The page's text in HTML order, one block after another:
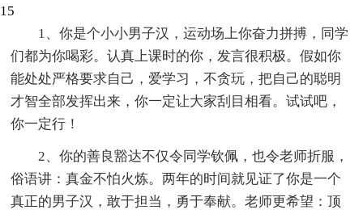
15
1、你是个小小男子汉，运动场上你奋力拼搏，同学
们都为你喝彩。认真上课时的你，发言很积极。假如你
能处处严格要求自己，爱学习，不贪玩，把自己的聪明
才智全部发挥出来，你一定让大家刮目相看。试试吧，
你一定行！
2、你的善良豁达不仅令同学钦佩，也令老师折服，
俗语讲：真金不怕火炼。两年的时间就见证了你是一个
真正的男子汉，敢于担当，勇于奉献。老师更希望：顶